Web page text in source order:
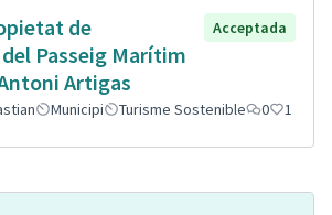
de
Passeig Marítim
Artigas
Acceptada
Municipi Turisme Sostenible 0 1